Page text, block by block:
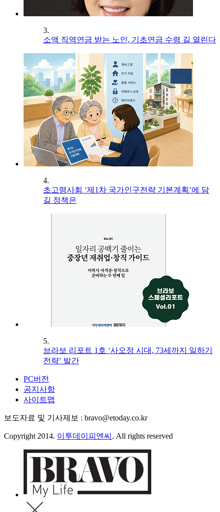
3.
소액 직역연금 받는 노인, 기초연금 수령 길 열린다
4.
초고령사회 ‘제1차 국가인구전략 기본계획’에 담
길 정책은
5.
브라보 리포트 1호 ‘사오정 시대, 73세까지 일하기
전략’ 발간
PC버전
공지사항
사이트맵
보도자료 및 기사제보 : bravo@etoday.co.kr
Copyright 2014. 이투데이피엔씨 . All rights reserved